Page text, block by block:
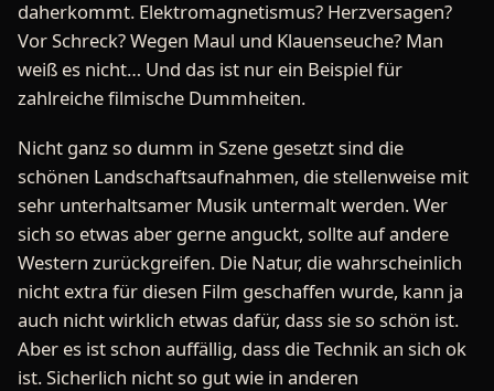
daherkommt. Elektromagnetismus? Herzversagen?
Vor Schreck? Wegen Maul und Klauenseuche? Man
weiß es nicht… Und das ist nur ein Beispiel für
zahlreiche filmische Dummheiten.
Nicht ganz so dumm in Szene gesetzt sind die
schönen Landschaftsaufnahmen, die stellenweise mit
sehr unterhaltsamer Musik untermalt werden. Wer
sich so etwas aber gerne anguckt, sollte auf andere
Western zurückgreifen. Die Natur, die wahrscheinlich
nicht extra für diesen Film geschaffen wurde, kann ja
auch nicht wirklich etwas dafür, dass sie so schön ist.
Aber es ist schon auffällig, dass die Technik an sich ok
ist. Sicherlich nicht so gut wie in anderen